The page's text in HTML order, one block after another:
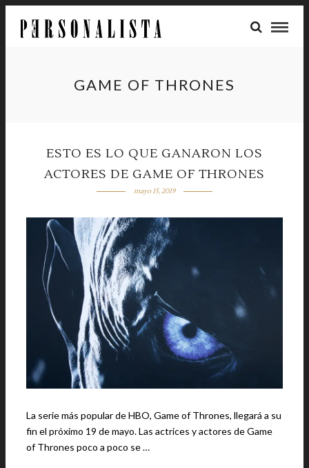
GAME OF THRONES
ESTO ES LO QUE GANARON LOS
ACTORES DE GAME OF THRONES
mayo 15, 2019
La serie más popular de HBO, Game of Thrones, llegará a su
fin el próximo 19 de mayo. Las actrices y actores de Game
of Thrones poco a poco se …